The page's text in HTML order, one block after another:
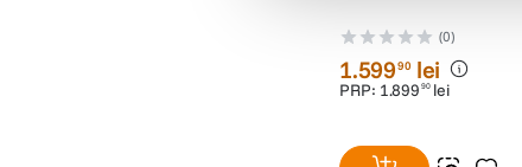
(0)
1.59990 lei
PRP: 1.899 90 lei